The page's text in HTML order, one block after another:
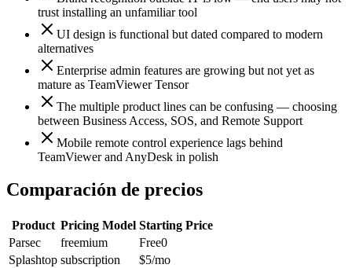
trust installing an unfamiliar tool
UI design is functional but dated compared to modern
alternatives
Enterprise admin features are growing but not yet as
mature as TeamViewer Tensor
The multiple product lines can be confusing — choosing
between Business Access, SOS, and Remote Support
Mobile remote control experience lags behind
TeamViewer and AnyDesk in polish
Comparación de precios
Product Pricing Model Starting Price
Parsec
freemium Free0
Splashtop subscription $5/mo